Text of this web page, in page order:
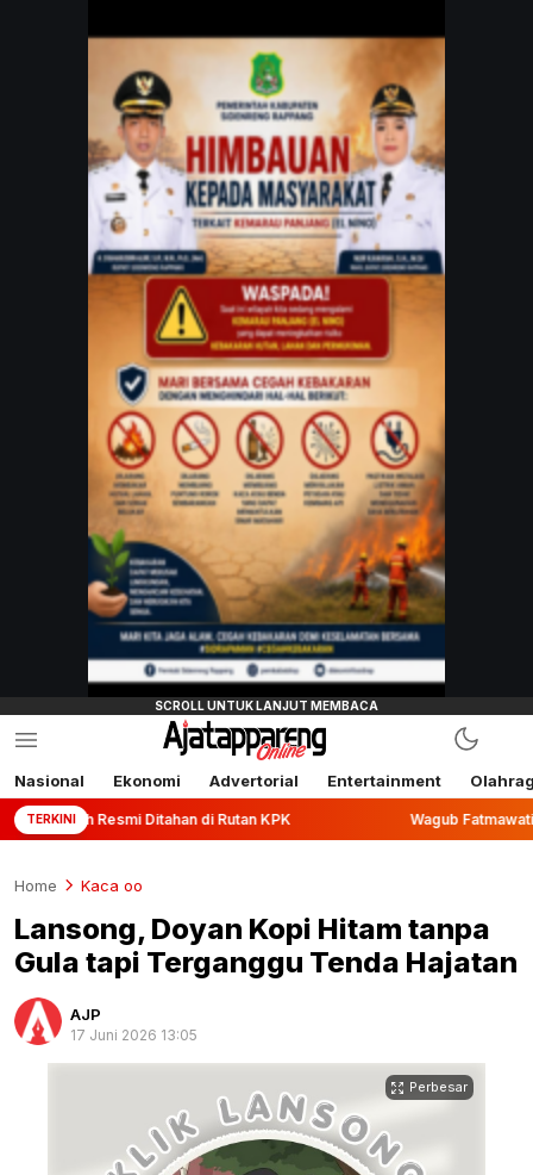
Nasional Ekonomi Advertorial Entertainment
TERKINI
Ditahan di Rutan KPK Wagub Fatmawati Rusdi Lepas
Home Kaca oo
Lansong, Doyan Kopi Hitam tanpa
Gula tapi Terganggu Tenda Hajatan
AJP
17 Juni 2026 13:05
Perbesar